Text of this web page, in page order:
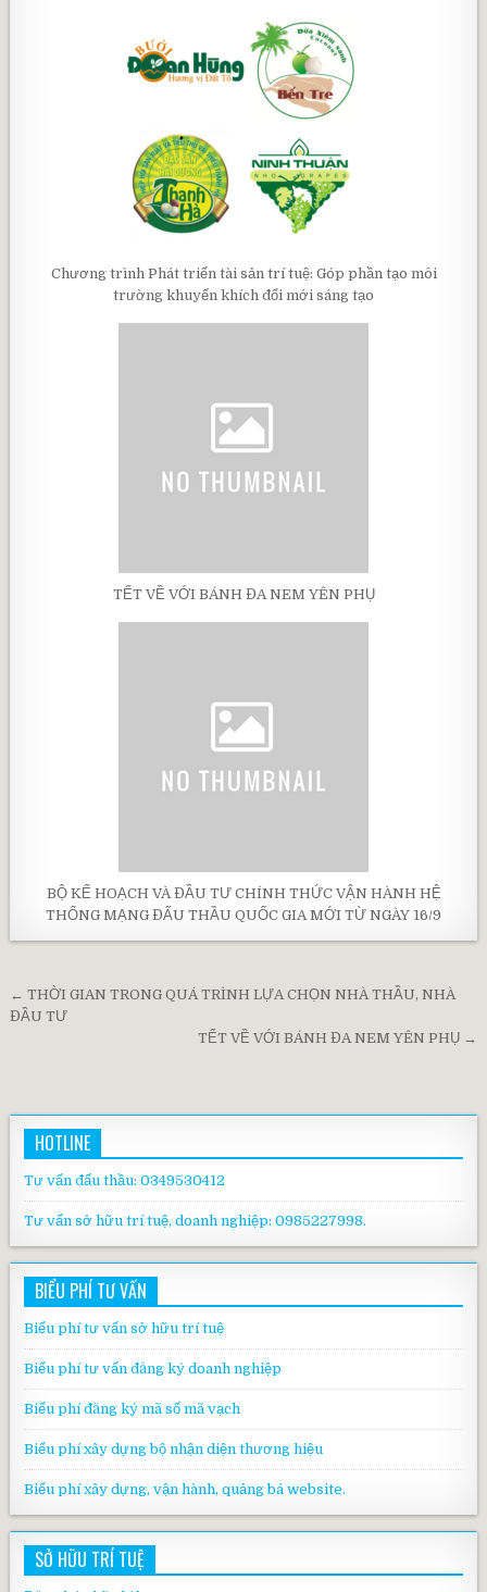
Chương trình Phát triển tài sản trí tuệ: Góp phần tạo môi
trường khuyến khích đổi mới sáng tạo
TẾT VỀ VỚI BÁNH ĐA NEM YÊN PHỤ
BỘ KẾ HOẠCH VÀ ĐẦU TƯ CHÍNH THỨC VẬN HÀNH HỆ
THỐNG MẠNG ĐẤU THẦU QUỐC GIA MỚI TỪ NGÀY 16/9
Post
navigation
← THỜI GIAN TRONG QUÁ TRÌNH LỰA CHỌN NHÀ THẦU, NHÀ
ĐẦU TƯ
TẾT VỀ VỚI BÁNH ĐA NEM YÊN PHỤ →
HOTLINE
Tư vấn đấu thầu: 0349530412
Tư vấn sở hữu trí tuệ, doanh nghiệp: 0985227998.
BIỂU PHÍ TƯ VẤN
Biểu phí tư vấn sở hữu trí tuệ
Biểu phí tư vấn đăng ký doanh nghiệp
Biểu phí đăng ký mã số mã vạch
Biểu phí xây dựng bộ nhận diện thương hiệu
Biểu phí xây dựng, vận hành, quảng bá website.
SỞ HỮU TRÍ TUỆ